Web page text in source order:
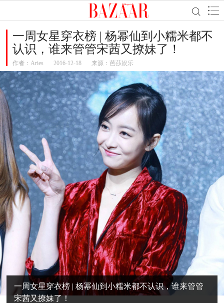
一周女星穿衣榜 | 杨幂仙到小糯米都不
认识，谁来管管宋茜又撩妹了！
作者： Aries 2016-12-18 来源：芭莎娱乐
一周女星穿衣榜 | 杨幂仙到小糯米都不认识，谁来管管
宋茜又撩妹了！